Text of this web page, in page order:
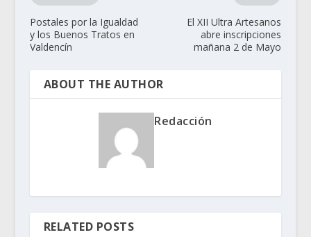
Postales por la Igualdad
y los Buenos Tratos en
Valdencín
El XII Ultra Artesanos
abre inscripciones
mañana 2 de Mayo
ABOUT THE AUTHOR
Redacción
RELATED POSTS